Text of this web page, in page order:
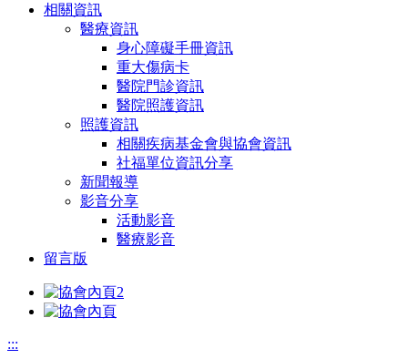
相關資訊
醫療資訊
身心障礙手冊資訊
重大傷病卡
醫院門診資訊
醫院照護資訊
照護資訊
相關疾病基金會與協會資訊
社福單位資訊分享
新聞報導
影音分享
活動影音
醫療影音
留言版
:::